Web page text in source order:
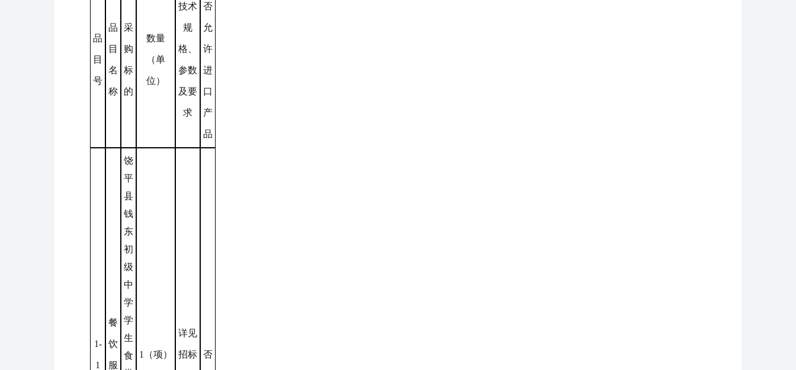
品
目
号
品
目
名
称
采
购
标
的
数量
（单
位）
技术
规
格、
参数
及要
求
否
允
许
进
口
产
品
1-
1
餐
饮
服
饶
平
县
钱
东
初
级
中
学
学
生
食
1（项）
详见
招标 否